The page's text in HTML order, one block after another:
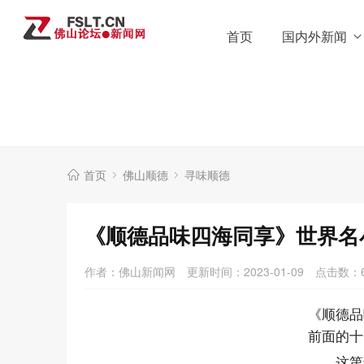
首页 国内外新闻
首页 佛山顺德 寻味顺德
《顺德品味四海同享》世界
作者：佛山新闻网 更新时间：2023-01-09 点击数：
《顺德
前面的